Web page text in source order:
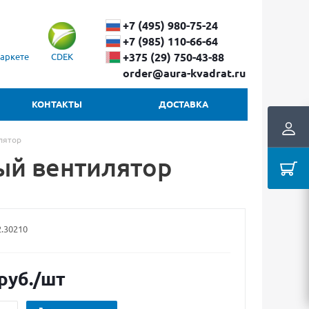
CDEK
+7 (495) 980-75-24
+7 (985) 110-66-64
+375 (29) ​750-43-88
order@aura-kvadrat.ru
КОНТАКТЫ ДОСТАВКА
вентилятор
/шт